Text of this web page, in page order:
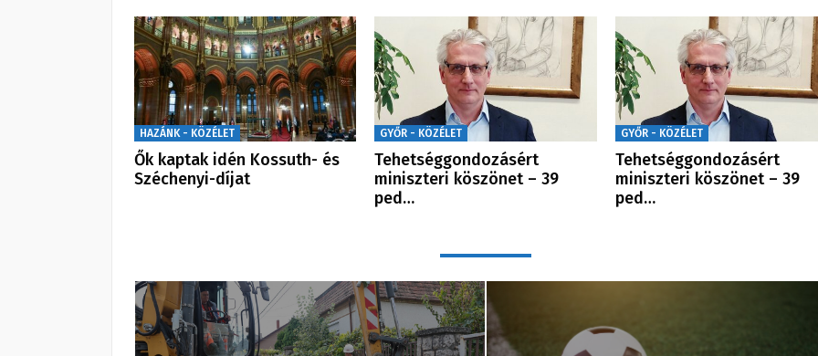
HAZÁNK - KÖZÉLET
Ők kaptak idén Kossuth- és
Széchenyi-díjat
GYŐR - KÖZÉLET
Tehetséggondozásért
miniszteri köszönet – 39
ped…
GYŐR - KÖZÉLET
Tehetséggondozásért
miniszteri köszönet – 39
ped…